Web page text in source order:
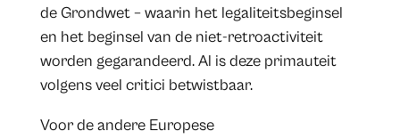
de Grondwet – waarin het legaliteitsbeginsel
en het beginsel van de niet-retroactiviteit
worden gegarandeerd. Al is deze primauteit
volgens veel critici betwistbaar.
Voor de andere Europese